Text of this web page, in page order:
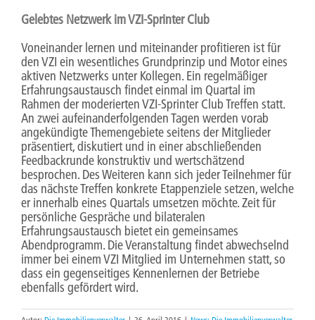
Gelebtes Netzwerk im VZI-Sprinter Club
Voneinander lernen und miteinander profitieren ist für
den VZI ein wesentliches Grundprinzip und Motor eines
aktiven Netzwerks unter Kollegen. Ein regelmäßiger
Erfahrungsaustausch findet einmal im Quartal im
Rahmen der moderierten VZI-Sprinter Club Treffen statt.
An zwei aufeinanderfolgenden Tagen werden vorab
angekündigte Themengebiete seitens der Mitglieder
präsentiert, diskutiert und in einer abschließenden
Feedbackrunde konstruktiv und wertschätzend
besprochen. Des Weiteren kann sich jeder Teilnehmer für
das nächste Treffen konkrete Etappenziele setzen, welche
er innerhalb eines Quartals umsetzen möchte. Zeit für
persönliche Gespräche und bilateralen
Erfahrungsaustausch bietet ein gemeinsames
Abendprogramm. Die Veranstaltung findet abwechselnd
immer bei einem VZI Mitglied im Unternehmen statt, so
dass ein gegenseitiges Kennenlernen der Betriebe
ebenfalls gefördert wird.